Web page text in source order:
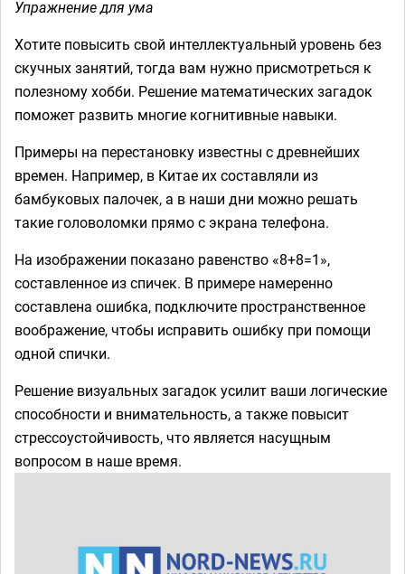
Упражнение для ума
Хотите повысить свой интеллектуальный уровень без
скучных занятий, тогда вам нужно присмотреться к
полезному хобби. Решение математических загадок
поможет развить многие когнитивные навыки.
Примеры на перестановку известны с древнейших
времен. Например, в Китае их составляли из
бамбуковых палочек, а в наши дни можно решать
такие головоломки прямо с экрана телефона.
На изображении показано равенство «8+8=1»,
составленное из спичек. В примере намеренно
составлена ошибка, подключите пространственное
воображение, чтобы исправить ошибку при помощи
одной спички.
Решение визуальных загадок усилит ваши логические
способности и внимательность, а также повысит
стрессоустойчивость, что является насущным
вопросом в наше время.